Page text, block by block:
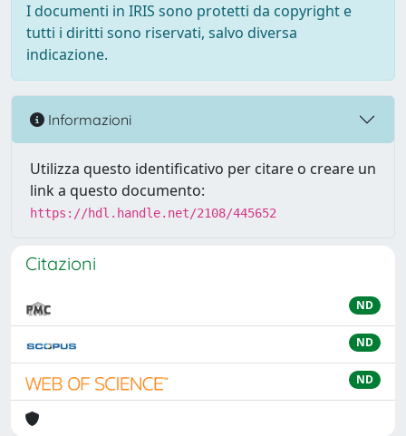
I documenti in IRIS sono protetti da copyright e
tutti i diritti sono riservati, salvo diversa
indicazione.
Informazioni
Utilizza questo identificativo per citare o creare un
link a questo documento:
https://hdl.handle.net/2108/445652
Citazioni
ND
ND
ND